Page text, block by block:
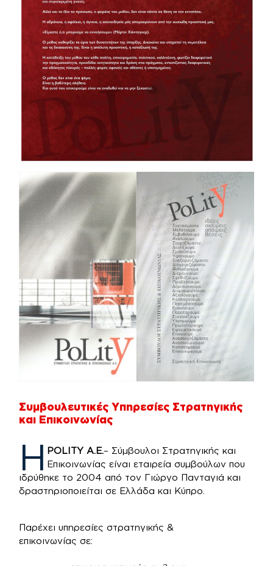
Συμβουλευτικές Υπηρεσίες Στρατηγικής
και Επικοινωνίας
Η POLITY Α.Ε.– Σύμβουλοι Στρατηγικής και
Επικοινωνίας είναι εταιρεία συμβούλων που
ιδρύθηκε το 2004 από τον Γιώργο Πανταγιά και
δραστηριοποιείται σε Ελλάδα και Κύπρο.
Παρέχει υπηρεσίες στρατηγικής &
επικοινωνίας σε: